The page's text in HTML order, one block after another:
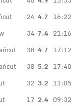
24 4.7 16:22
34 7.4 21:16
38 4.7 17:12
38 5.2 17:40
32 3.2 11:05
17 2.4 09:32